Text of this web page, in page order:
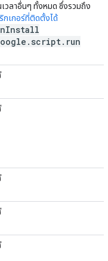
เวลาอื่นๆ ทั้งหมด ซึ่งรวมถึง
กเกอร์ที่ติดตั้งได้
Install
. script. run